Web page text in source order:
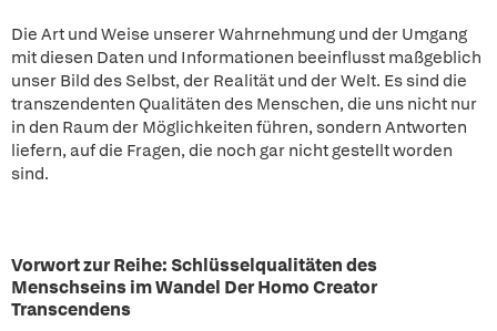
Die Art und Weise unserer Wahrnehmung und der Umgang
mit diesen Daten und Informationen beeinflusst maßgeblich
unser Bild des Selbst, der Realität und der Welt. Es sind die
transzendenten Qualitäten des Menschen, die uns nicht nur
in den Raum der Möglichkeiten führen, sondern Antworten
liefern, auf die Fragen, die noch gar nicht gestellt worden
sind.
Vorwort zur Reihe: Schlüsselqualitäten des
Menschseins im Wandel Der Homo Creator
Transcendens